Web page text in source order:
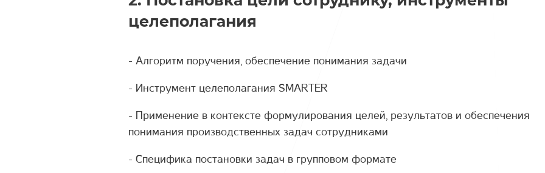
целеполагания
- Алгоритм поручения, обеспечение понимания задачи
- Инструмент целеполагания SMARTER
- Применение в контексте формулирования целей, результатов и обеспечения
понимания производственных задач сотрудниками
- Специфика постановки задач в групповом формате